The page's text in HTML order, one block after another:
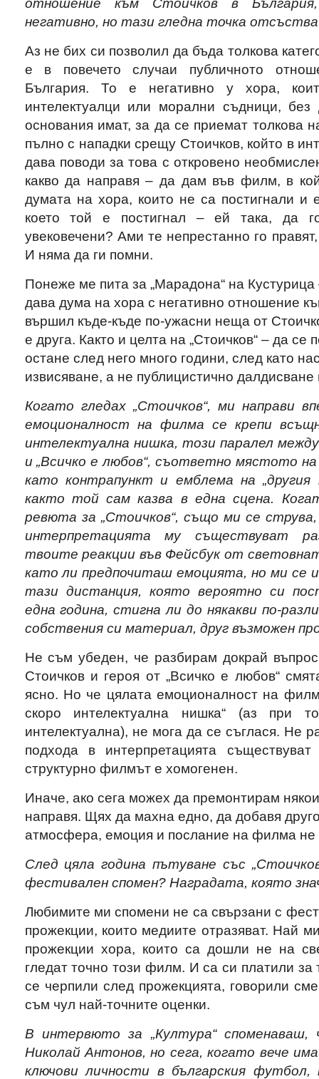
отношение към Стоичков в
негативно, но тази гледна точка
Аз не бих си позволил да бъда толкова
е в повечето случаи публичното
България. То е негативно у хора,
интелектуалци или морални съдници,
основания имат, за да се приемат толкова
пълно с нападки срещу Стоичков, който в
дава поводи за това с откровено
какво да направя – да дам във филм, в
думата на хора, които не са постигнали и
което той е постигнал – ей така, да
увековечени? Ами те непрестанно го
И няма да ги помни.
Понеже ме пита за „Марадона“ на
дава дума на хора с негативно отношение
вършил къде-къде по-ужасни неща от
е друга. Както и целта на „Стоичков“ – да се
остане след него много години, след като
извисяване, а не публицистично далдисване
Когато гледах „Стоичков“, ми направи
емоционалност на филма се крепи
интелектуална нишка, този паралел
и „Всичко е любов“, съответно мястото
като контрапункт и емблема на
както той сам казва в една сцена.
ревюта за „Стоичков“, също ми се
интерпретацията му съществуват
твоите реакции във Фейсбук от
като ли предпочиташ емоцията, но ми се
тази дистанция, която вероятно си
една година, стигна ли до някакви по-
собствения си материал, друг възможен
Не съм убеден, че разбирам докрай
Стоичков и героя от „Всичко е любов“
ясно. Но че цялата емоционалност на
скоро интелектуална нишка“ (аз при
интелектуална), не мога да се съглася. Не
подхода в интерпретацията
структурно филмът е хомогенен.
Иначе, ако сега можех да премонтирам
направя. Щях да махна едно, да добавя
атмосфера, емоция и послание на филма не
След цяла година пътуване със
фестивален спомен? Наградата, която
Любимите ми спомени не са свързани с
прожекции, които медиите отразяват. Най
прожекции хора, които са дошли не на
гледат точно този филм. И са си платили за
се черпили след прожекцията, говорили
съм чул най-точните оценки.
В интервюто за „Култура“
Николай Антонов, но сега, когато вече
ключови личности в българския